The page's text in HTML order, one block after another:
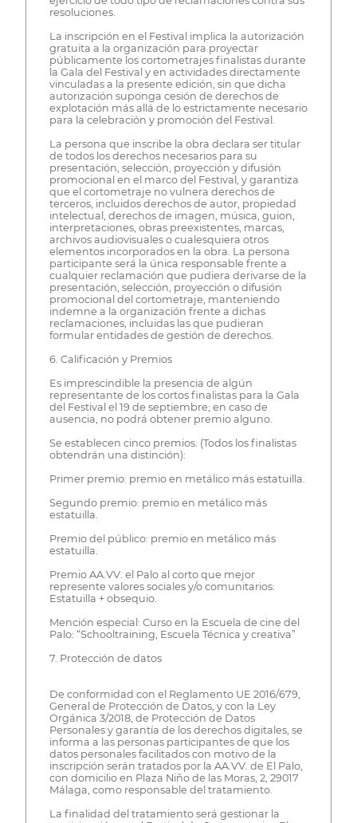
resoluciones.
La inscripción en el Festival implica la autorización
gratuita a la organización para proyectar
públicamente los cortometrajes finalistas durante
la Gala del Festival y en actividades directamente
vinculadas a la presente edición, sin que dicha
autorización suponga cesión de derechos de
explotación más allá de lo estrictamente necesario
para la celebración y promoción del Festival.
La persona que inscribe la obra declara ser titular
de todos los derechos necesarios para su
presentación, selección, proyección y difusión
promocional en el marco del Festival, y garantiza
que el cortometraje no vulnera derechos de
terceros, incluidos derechos de autor, propiedad
intelectual, derechos de imagen, música, guion,
interpretaciones, obras preexistentes, marcas,
archivos audiovisuales o cualesquiera otros
elementos incorporados en la obra. La persona
participante será la única responsable frente a
cualquier reclamación que pudiera derivarse de la
presentación, selección, proyección o difusión
promocional del cortometraje, manteniendo
indemne a la organización frente a dichas
reclamaciones, incluidas las que pudieran
formular entidades de gestión de derechos.
6. Calificación y Premios
Es imprescindible la presencia de algún
representante de los cortos finalistas para la Gala
del Festival el 19 de septiembre; en caso de
ausencia, no podrá obtener premio alguno.
Se establecen cinco premios. (Todos los finalistas
obtendrán una distinción):
Primer premio: premio en metálico más estatuilla.
Segundo premio: premio en metálico más
estatuilla.
Premio del público: premio en metálico más
estatuilla.
Premio AA.VV. el Palo al corto que mejor
represente valores sociales y/o comunitarios:
Estatuilla + obsequio.
Mención especial: Curso en la Escuela de cine del
Palo: “Schooltraining, Escuela Técnica y creativa”
7. Protección de datos
De conformidad con el Reglamento UE 2016/679,
General de Protección de Datos, y con la Ley
Orgánica 3/2018, de Protección de Datos
Personales y garantía de los derechos digitales, se
informa a las personas participantes de que los
datos personales facilitados con motivo de la
inscripción serán tratados por la AA.VV. de El Palo,
con domicilio en Plaza Niño de las Moras, 2, 29017
Málaga, como responsable del tratamiento.
La finalidad del tratamiento será gestionar la